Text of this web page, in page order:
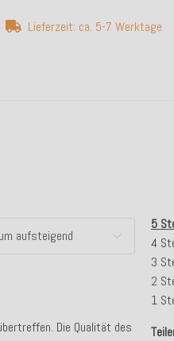
5
4
3
2
1
Die Qualität des
Lieferzeit: ca. 5-7 Werktage